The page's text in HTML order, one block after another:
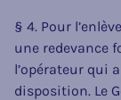
§ 4. Pour
une redevance
l’opérateur qui
disposition. Le